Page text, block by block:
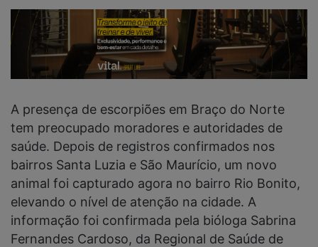
A presença de escorpiões em Braço do Norte
tem preocupado moradores e autoridades de
saúde. Depois de registros confirmados nos
bairros Santa Luzia e São Maurício, um novo
animal foi capturado agora no bairro Rio Bonito,
elevando o nível de atenção na cidade. A
informação foi confirmada pela bióloga Sabrina
Fernandes Cardoso, da Regional de Saúde de